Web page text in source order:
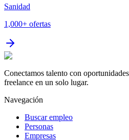
Sanidad
1,000+ ofertas
Conectamos talento con
freelance en un solo lugar.
Navegación
Buscar empleo
Personas
Empresas